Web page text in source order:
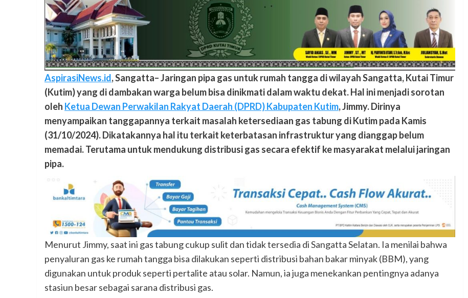
AspirasiNews.id, Sangatta– Jaringan pipa gas untuk rumah tangga di wilayah Sangatta, Kutai Timur
(Kutim) yang di dambakan warga belum bisa dinikmati dalam waktu dekat. Hal ini menjadi sorotan
oleh Ketua Dewan Perwakilan Rakyat Daerah (DPRD) Kabupaten Kutim, Jimmy. Dirinya
menyampaikan tanggapannya terkait masalah ketersediaan gas tabung di Kutim pada Kamis
(31/10/2024). Dikatakannya hal itu terkait keterbatasan infrastruktur yang dianggap belum
memadai. Terutama untuk mendukung distribusi gas secara efektif ke masyarakat melalui jaringan
pipa.
Menurut Jimmy, saat ini gas tabung cukup sulit dan tidak tersedia di Sangatta Selatan. Ia menilai bahwa
penyaluran gas ke rumah tangga bisa dilakukan seperti distribusi bahan bakar minyak (BBM), yang
digunakan untuk produk seperti pertalite atau solar. Namun, ia juga menekankan pentingnya adanya
stasiun besar sebagai sarana distribusi gas.